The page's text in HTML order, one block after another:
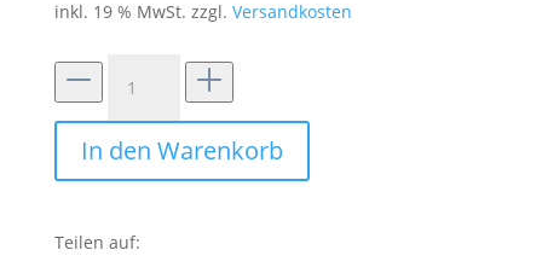
inkl. 19 % MwSt. zzgl. Versandkosten
Grußkarte
mit
Textur
"Babykarte"
Menge
In den Warenkorb
Teilen auf: